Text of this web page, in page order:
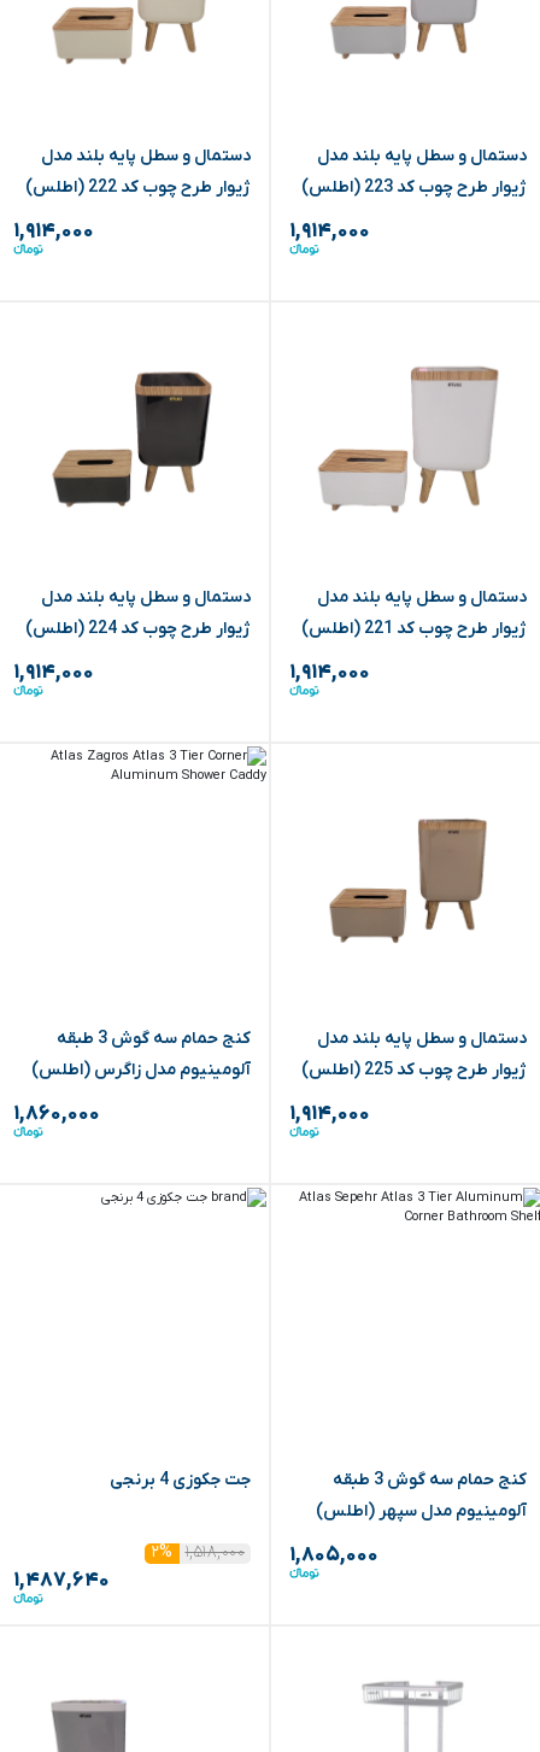
دستمال و سطل پایه بلند مدل
ژیوار طرح چوب کد 223 (اطلس)
۱,۹۱۴,۰۰۰
دستمال و سطل پایه بلند مدل
ژیوار طرح چوب کد 222 (اطلس)
۱,۹۱۴,۰۰۰
دستمال و سطل پایه بلند مدل
ژیوار طرح چوب کد 221 (اطلس)
۱,۹۱۴,۰۰۰
دستمال و سطل پایه بلند مدل
ژیوار طرح چوب کد 224 (اطلس)
۱,۹۱۴,۰۰۰
دستمال و سطل پایه بلند مدل
ژیوار طرح چوب کد 225 (اطلس)
۱,۹۱۴,۰۰۰
‏کنج حمام سه گوش 3 طبقه
آلومینیوم مدل زاگرس (اطلس)
۱,۸۶۰,۰۰۰
‏کنج حمام سه گوش 3 طبقه
آلومینیوم مدل سپهر (اطلس)
۱,۸۰۵,۰۰۰
جت جکوزی 4 برنجی
۱,۵۱۸,۰۰۰ ۲%
۱,۴۸۷,۶۴۰